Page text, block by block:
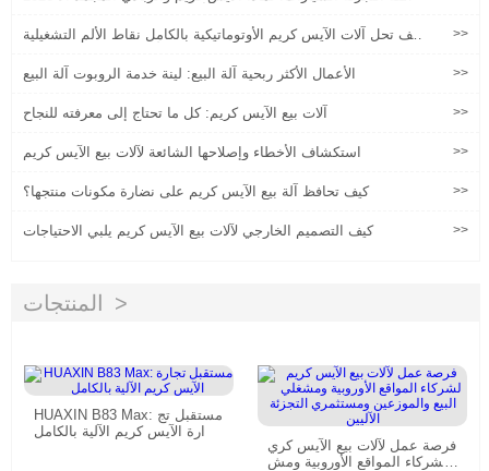
كيف تحل آلات الآيس كريم الأوتوماتيكية بالكامل نقاط الألم التشغيلية
>>
الأعمال الأكثر ربحية آلة البيع: لينة خدمة الروبوت آلة البيع >>
آلات بيع الآيس كريم: كل ما تحتاج إلى معرفته للنجاح >>
استكشاف الأخطاء وإصلاحها الشائعة لآلات بيع الآيس كريم >>
كيف تحافظ آلة بيع الآيس كريم على نضارة مكونات منتجها؟ >>
كيف التصميم الخارجي لآلات بيع الآيس كريم يلبي الاحتياجات >>
المنتجات
HUAXIN B83 Max: مستقبل تج
ارة الآيس كريم الآلية بالكامل
فرصة عمل لآلات بيع الآيس كري
م لشركاء المواقع الأوروبية ومش